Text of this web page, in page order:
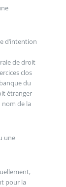
d’intention
de droit
clos
du
étranger
nom de la
une
pour la